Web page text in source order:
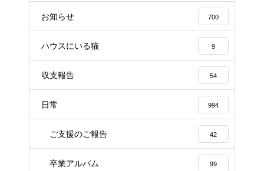
お知らせ 700
ハウスにいる猫 9
収支報告 54
日常 994
ご支援のご報告 42
卒業アルバム 99